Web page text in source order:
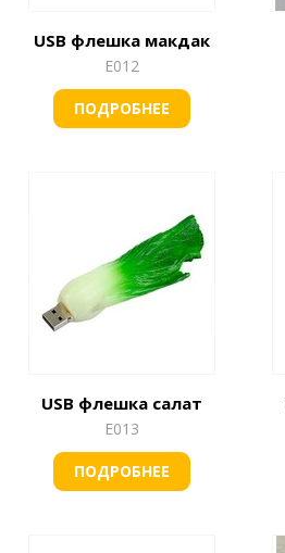
USB флешка макдак
Е012
ПОДРОБНЕЕ
USB флешка салат
Е013
ПОДРОБНЕЕ